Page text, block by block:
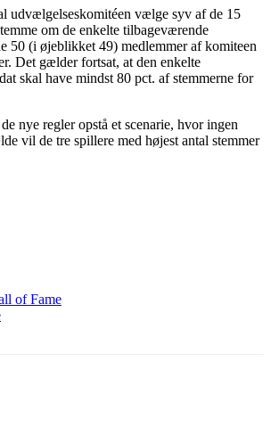
udvælgelseskomitéen vælge syv af de 15
om de enkelte tilbageværende
50 (i øjeblikket 49) medlemmer af komiteen
Det gælder fortsat, at den enkelte
skal have mindst 80 pct. af stemmerne for
nye regler opstå et scenarie, hvor ingen
vil de tre spillere med højest antal stemmer
of Fame